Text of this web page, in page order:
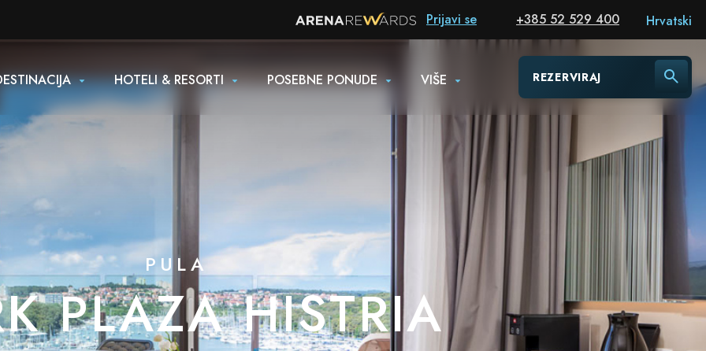
Prijavi se +385 52 529 400
HOTELI & RESORTI POSEBNE PONUDE VIŠE REZERVIRAJ
Hrvatski
PULA
PLAZA HISTRIA